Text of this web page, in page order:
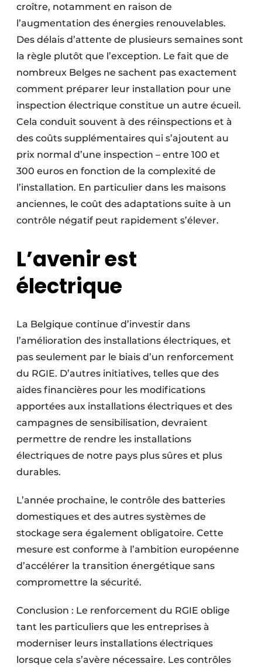
croître, notamment en raison de
l’augmentation des énergies renouvelables.
Des délais d’attente de plusieurs semaines sont
la règle plutôt que l’exception. Le fait que de
nombreux Belges ne sachent pas exactement
comment préparer leur installation pour une
inspection électrique constitue un autre écueil.
Cela conduit souvent à des réinspections et à
des coûts supplémentaires qui s’ajoutent au
prix normal d’une inspection – entre 100 et
300 euros en fonction de la complexité de
l’installation. En particulier dans les maisons
anciennes, le coût des adaptations suite à un
contrôle négatif peut rapidement s’élever.
L’avenir est
électrique
La Belgique continue d’investir dans
l’amélioration des installations électriques, et
pas seulement par le biais d’un renforcement
du RGIE. D’autres initiatives, telles que des
aides financières pour les modifications
apportées aux installations électriques et des
campagnes de sensibilisation, devraient
permettre de rendre les installations
électriques de notre pays plus sûres et plus
durables.
L’année prochaine, le contrôle des batteries
domestiques et des autres systèmes de
stockage sera également obligatoire. Cette
mesure est conforme à l’ambition européenne
d’accélérer la transition énergétique sans
compromettre la sécurité.
Conclusion : Le renforcement du RGIE oblige
tant les particuliers que les entreprises à
moderniser leurs installations électriques
lorsque cela s’avère nécessaire. Les contrôles